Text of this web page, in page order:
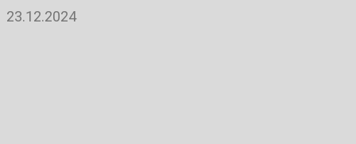
23.12.2024